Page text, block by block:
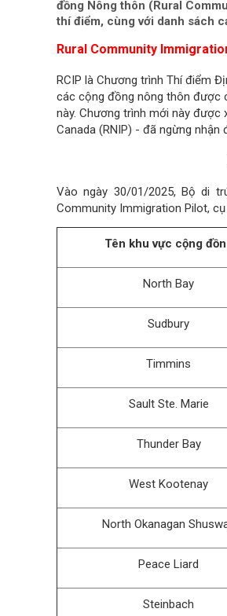
đồng Nông thôn (Rural
thí điểm, cùng với danh sách
Rural Community
RCIP là Chương trình Thí điểm
các cộng đồng nông thôn được
này. Chương trình mới này được
Canada (RNIP) - đã ngừng
Vào ngày 30/01/2025, Bộ di
Community Immigration Pilot,
Tên khu vực cộng
North Bay
Sudbury
Timmins
Sault Ste. Marie
Thunder Bay
West Kootenay
North Okanagan
Peace Liard
Steinbach